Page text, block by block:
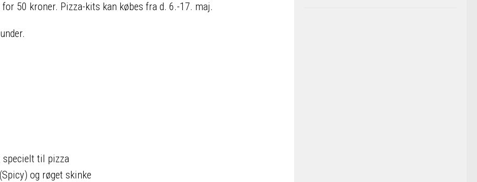
50 kroner. Pizza-kits kan købes fra d. 6.-17. maj.
til pizza
og røget skinke